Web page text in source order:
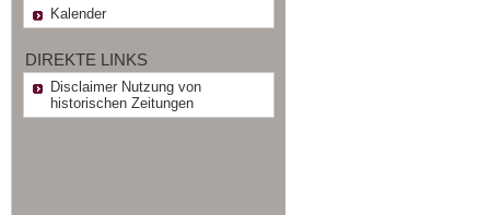
Kalender
DIREKTE LINKS
Disclaimer Nutzung von
historischen Zeitungen